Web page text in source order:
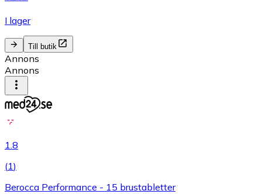
I lager
Till butik
Annons
Annons
1.8
(1)
Berocca Performance - 15 brustabletter